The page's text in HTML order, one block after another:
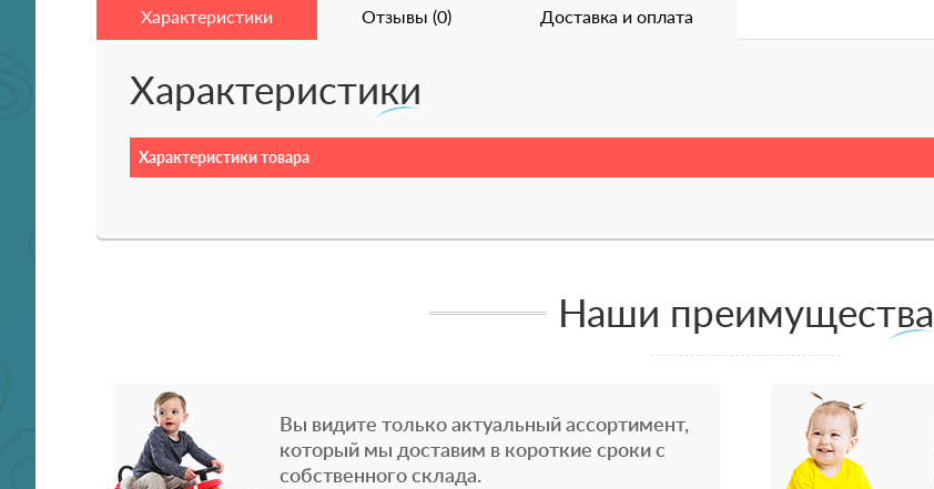
Характеристики Отзывы (0) Доставка и оплата
Характеристики
Характеристики товара
Наши преимущества
Вы видите только актуальный ассортимент,
который мы доставим в короткие сроки с
собственного склада.